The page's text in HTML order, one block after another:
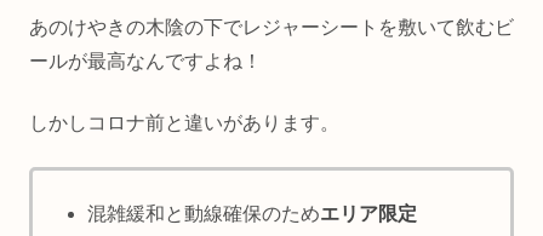
あのけやきの木陰の下でレジャーシートを敷いて飲むビ
ールが最高なんですよね！
しかしコロナ前と違いがあります。
混雑緩和と動線確保のためエリア限定